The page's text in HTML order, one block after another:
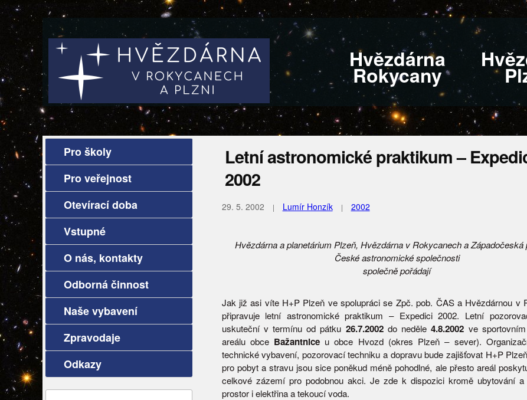
Hvězdárna
Rokycany
Pro školy
Pro veřejnost
Otevírací doba
Vstupné
O nás, kontakty
Odborná činnost
Naše vybavení
Zpravodaje
Odkazy
Letní astronomické praktikum –
2002
29. 5. 2002 Lumír Honzík 2002
Hvězdárna a planetárium Plzeň, Hvězdárna v Rokycanech a Západočeská
České astronomické společnosti
společně pořádají
Jak již asi víte H+P Plzeň ve spolupráci se Zpč. pob. ČAS a Hvězdárnou v
připravuje letní astronomické praktikum – Expedici 2002. Letní
uskuteční v termínu od pátku 26.7.2002do neděle4.8.2002 ve
areálu obce Bažantniceu obce Hvozd (okres Plzeň – sever).
technické vybavení, pozorovací techniku a dopravu bude zajišťovat H+P
pro pobyt a stravu jsou sice poněkud méně pohodlné, ale přesto areál
celkové zázemí pro podobnou akci. Je zde k dispozici kromě ubytování a
prostor i elektřina a tekoucí voda.